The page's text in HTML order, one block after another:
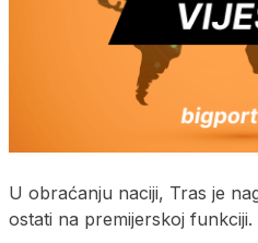
U obraćanju naciji, Tras je
ostati na premijerskoj funkciji.